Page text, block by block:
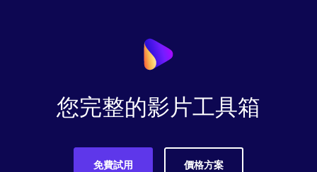
您完整的影片工具箱
免費試用 價格方案